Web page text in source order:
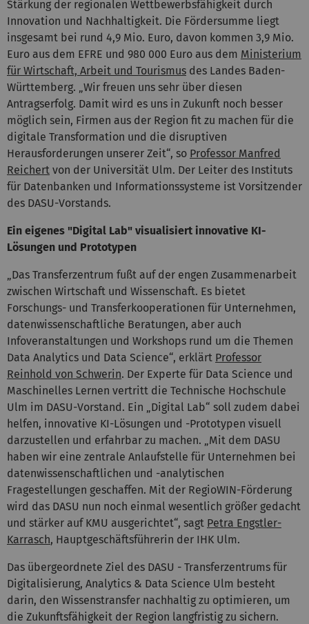
Stärkung der regionalen Wettbewerbsfähigkeit durch
Innovation und Nachhaltigkeit. Die Fördersumme liegt
insgesamt bei rund 4,9 Mio. Euro, davon kommen 3,9 Mio.
Euro aus dem EFRE und 980 000 Euro aus dem Ministerium
für Wirtschaft, Arbeit und Tourismus des Landes Baden-
Württemberg. „Wir freuen uns sehr über diesen
Antragserfolg. Damit wird es uns in Zukunft noch besser
möglich sein, Firmen aus der Region fit zu machen für die
digitale Transformation und die disruptiven
Herausforderungen unserer Zeit“, so Professor Manfred
Reichert von der Universität Ulm. Der Leiter des Instituts
für Datenbanken und Informationssysteme ist Vorsitzender
des DASU-Vorstands.
Ein eigenes "Digital Lab" visualisiert innovative KI-
Lösungen und Prototypen
„Das Transferzentrum fußt auf der engen Zusammenarbeit
zwischen Wirtschaft und Wissenschaft. Es bietet
Forschungs- und Transferkooperationen für Unternehmen,
datenwissenschaftliche Beratungen, aber auch
Infoveranstaltungen und Workshops rund um die Themen
Data Analytics und Data Science“, erklärt Professor
Reinhold von Schwerin. Der Experte für Data Science und
Maschinelles Lernen vertritt die Technische Hochschule
Ulm im DASU-Vorstand. Ein „Digital Lab“ soll zudem dabei
helfen, innovative KI-Lösungen und -Prototypen visuell
darzustellen und erfahrbar zu machen. „Mit dem DASU
haben wir eine zentrale Anlaufstelle für Unternehmen bei
datenwissenschaftlichen und -analytischen
Fragestellungen geschaffen. Mit der RegioWIN-Förderung
wird das DASU nun noch einmal wesentlich größer gedacht
und stärker auf KMU ausgerichtet“, sagt Petra Engstler-
Karrasch, Hauptgeschäftsführerin der IHK Ulm.
Das übergeordnete Ziel des DASU - Transferzentrums für
Digitalisierung, Analytics & Data Science Ulm besteht
darin, den Wissenstransfer nachhaltig zu optimieren, um
die Zukunftsfähigkeit der Region langfristig zu sichern.